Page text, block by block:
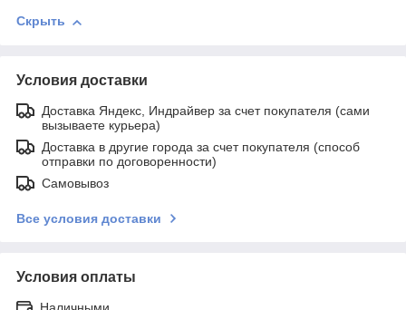
Скрыть
Условия доставки
Доставка Яндекс, Индрайвер за счет покупателя (сами
вызываете курьера)
Доставка в другие города за счет покупателя (способ
отправки по договоренности)
Самовывоз
Все условия доставки
Условия оплаты